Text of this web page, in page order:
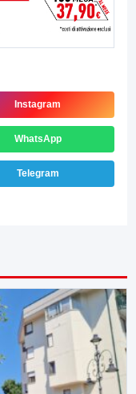
Instagram
WhatsApp
Telegram